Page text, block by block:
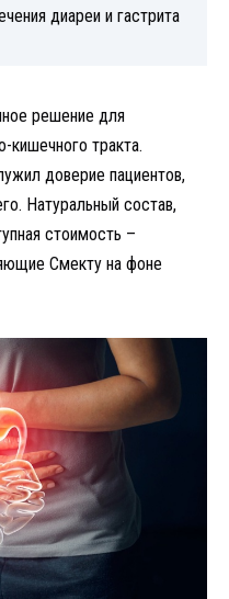
диареи и гастрита
решение для
кишечного тракта.
доверие пациентов,
Натуральный состав,
стоимость –
Смекту на фоне